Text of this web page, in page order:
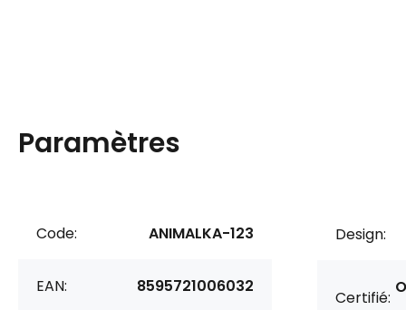
Paramètres
Code: ANIMALKA-123
EAN: 8595721006032
Design:
Certifié: